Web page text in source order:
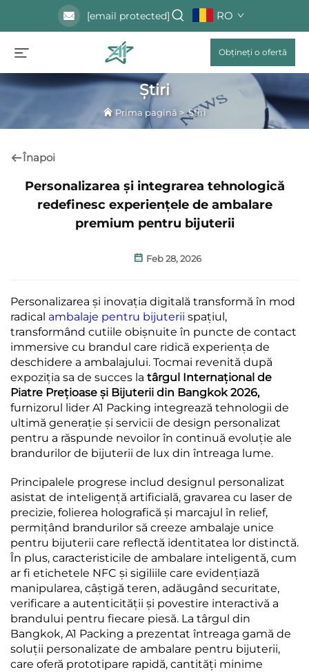
[email protected] RO
Obțineți o ofertă
Știri
Prima pagină >Știri
Înapoi
Personalizarea și integrarea tehnologică
redefinesc experiențele de ambalare
premium pentru bijuterii
Feb 28, 2026
Personalizarea și inovația digitală transformă în mod
radical ambalaje pentru bijuterii spațiul,
transformând cutiile obișnuite în puncte de contact
immersive cu brandul care ridică experiența de
deschidere a ambalajului. Tocmai revenită după
expoziția sa de succes la târgul Internațional de
Piatre Prețioase și Bijuterii din Bangkok 2026,
furnizorul lider A1 Packing integrează tehnologii de
ultimă generație și servicii de design personalizat
pentru a răspunde nevoilor în continuă evoluție ale
brandurilor de bijuterii de lux din întreaga lume.
Principalele progrese includ designul personalizat
asistat de inteligență artificială, gravarea cu laser de
precizie, folierea holografică și marcajul în relief,
permițând brandurilor să creeze ambalaje unice
pentru bijuterii care reflectă identitatea lor distinctă.
În plus, caracteristicile de ambalare inteligentă, cum
ar fi etichetele NFC și sigiliile care evidențiază
manipularea, câștigă teren, adăugând securitate,
verificare a autenticității și povestire interactivă a
brandului pentru fiecare piesă. La târgul din
Bangkok, A1 Packing a prezentat întreaga gamă de
soluții personalizate de ambalare pentru bijuterii,
care oferă prototipare rapidă, cantități minime